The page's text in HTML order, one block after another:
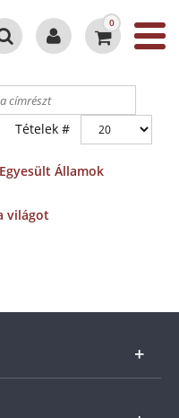
0
Tételek #
Államok
világot